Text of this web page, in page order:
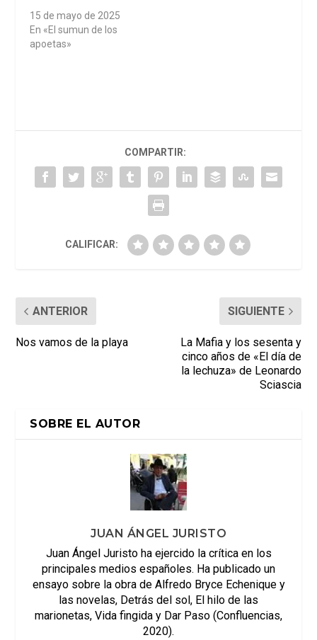
15 de mayo de 2025
En «El sumun de los
apoetas»
COMPARTIR:
CALIFICAR:
ANTERIOR
Nos vamos de la playa
SIGUIENTE
La Mafia y los sesenta y
cinco años de «El día de
la lechuza» de Leonardo
Sciascia
SOBRE EL AUTOR
JUAN ÁNGEL JURISTO
Juan Ángel Juristo ha ejercido la crítica en los
principales medios españoles. Ha publicado un
ensayo sobre la obra de Alfredo Bryce Echenique y
las novelas, Detrás del sol, El hilo de las
marionetas, Vida fingida y Dar Paso (Confluencias,
2020).